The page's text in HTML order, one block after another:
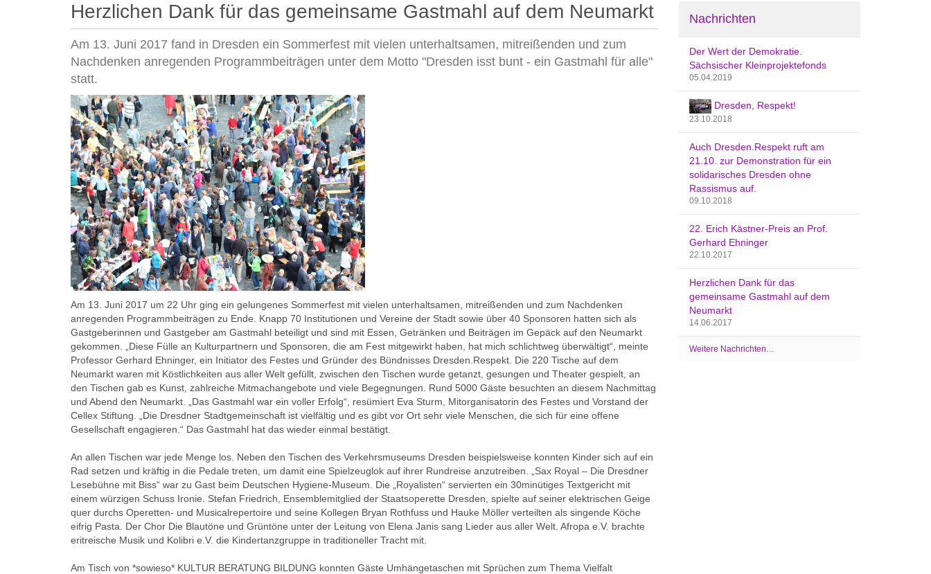
s
i
n
d
i
e
r
:
Herzlichen Dank für das gemeinsame Gastmahl auf dem Neumarkt
Am 13. Juni 2017 fand in Dresden ein Sommerfest mit vielen unterhaltsamen, mitreißenden und zum
Nachdenken anregenden Programmbeiträgen unter dem Motto "Dresden isst bunt - ein Gastmahl für alle"
statt.
Am 13. Juni 2017 um 22 Uhr ging ein gelungenes Sommerfest mit vielen unterhaltsamen, mitreißenden und zum Nachdenken
anregenden Programmbeiträgen zu Ende. Knapp 70 Institutionen und Vereine der Stadt sowie über 40 Sponsoren hatten sich als
Gastgeberinnen und Gastgeber am Gastmahl beteiligt und sind mit Essen, Getränken und Beiträgen im Gepäck auf den Neumarkt
gekommen. „Diese Fülle an Kulturpartnern und Sponsoren, die am Fest mitgewirkt haben, hat mich schlichtweg überwältigt“, meinte
Professor Gerhard Ehninger, ein Initiator des Festes und Gründer des Bündnisses Dresden.Respekt. Die 220 Tische auf dem
Neumarkt waren mit Köstlichkeiten aus aller Welt gefüllt, zwischen den Tischen wurde getanzt, gesungen und Theater gespielt, an
den Tischen gab es Kunst, zahlreiche Mitmachangebote und viele Begegnungen. Rund 5000 Gäste besuchten an diesem Nachmittag
und Abend den Neumarkt. „Das Gastmahl war ein voller Erfolg“, resümiert Eva Sturm, Mitorganisatorin des Festes und Vorstand der
Cellex Stiftung. „Die Dresdner Stadtgemeinschaft ist vielfältig und es gibt vor Ort sehr viele Menschen, die sich für eine offene
Gesellschaft engagieren.“ Das Gastmahl hat das wieder einmal bestätigt.
An allen Tischen war jede Menge los. Neben den Tischen des Verkehrsmuseums Dresden beispielsweise konnten Kinder sich auf ein
Rad setzen und kräftig in die Pedale treten, um damit eine Spielzeuglok auf ihrer Rundreise anzutreiben. „Sax Royal – Die Dresdner
Lesebühne mit Biss“ war zu Gast beim Deutschen Hygiene-Museum. Die „Royalisten“ servierten ein 30minütiges Textgericht mit
einem würzigen Schuss Ironie. Stefan Friedrich, Ensemblemitglied der Staatsoperette Dresden, spielte auf seiner elektrischen Geige
quer durchs Operetten- und Musicalrepertoire und seine Kollegen Bryan Rothfuss und Hauke Möller verteilten als singende Köche
eifrig Pasta. Der Chor Die Blautöne und Grüntöne unter der Leitung von Elena Janis sang Lieder aus aller Welt. Afropa e.V. brachte
eritreische Musik und Kolibri e.V. die Kindertanzgruppe in traditioneller Tracht mit.
Am Tisch von *sowieso* KULTUR BERATUNG BILDUNG konnten Gäste Umhängetaschen mit Sprüchen zum Thema Vielfalt
Nachrichten
Der Wert der Demokratie.
Sächsischer Kleinprojektefonds
05.04.2019
Dresden, Respekt!
23.10.2018
Auch Dresden.Respekt ruft am
21.10. zur Demonstration für ein
solidarisches Dresden ohne
Rassismus auf.
09.10.2018
22. Erich Kästner-Preis an Prof.
Gerhard Ehninger
22.10.2017
Herzlichen Dank für das
gemeinsame Gastmahl auf dem
Neumarkt
14.06.2017
Weitere Nachrichten…